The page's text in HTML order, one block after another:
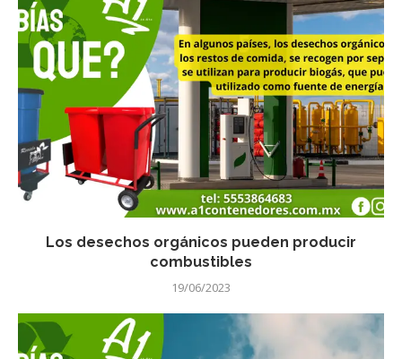
Los desechos orgánicos pueden producir
combustibles
19/06/2023